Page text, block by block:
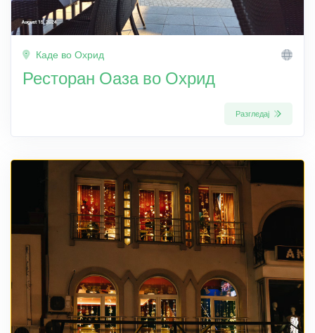
Каде во Охрид
Ресторан Оаза во Охрид
Разгледај